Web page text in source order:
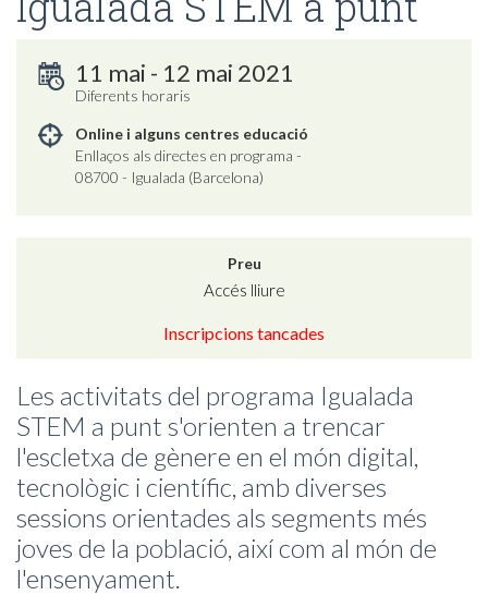
11 mai - 12 mai 2021
Diferents horaris
Online i alguns centres educació
Enllaços als directes en programa -
08700 - Igualada (Barcelona)
Preu
Accés lliure
Inscripcions tancades
Les activitats del programa Igualada
STEM a punt s'orienten a trencar
l'escletxa de gènere en el món digital,
tecnològic i científic, amb diverses
sessions orientades als segments més
joves de la població, així com al món de
l'ensenyament.